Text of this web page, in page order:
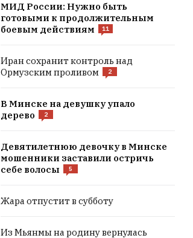
МИД России: Нужно быть
готовыми к продолжительным
боевым действиям
11
Иран сохранит контроль над
Ормузским проливом
2
В Минске на девушку упало
дерево
2
Девятилетнюю девочку в Минске
мошенники заставили остричь
себе волосы
5
Жара отпустит в субботу
Из Мьянмы на родину вернулась